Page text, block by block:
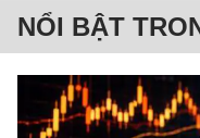
NỔI BẬT